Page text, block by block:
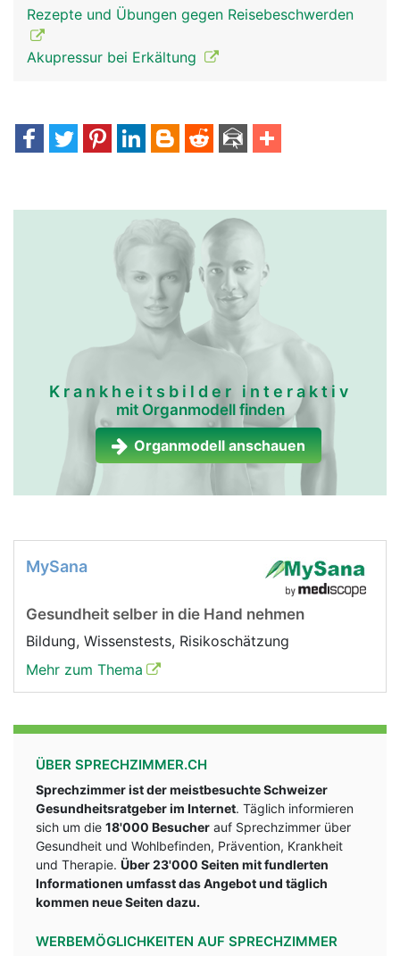
Rezepte und Übungen gegen Reisebeschwerden
Akupressur bei Erkältung
Krankheitsbilder interaktiv
mit Organmodell finden
Organmodell anschauen
MySana
Gesundheit selber in die Hand nehmen
Bildung, Wissenstests, Risikoschätzung
Mehr zum Thema
ÜBER SPRECHZIMMER.CH
Sprechzimmer ist der meistbesuchte Schweizer
Gesundheitsratgeber im Internet. Täglich informieren
sich um die 18'000 Besucher auf Sprechzimmer über
Gesundheit und Wohlbefinden, Prävention, Krankheit
und Therapie. Über 23'000 Seiten mit fundlerten
Informationen umfasst das Angebot und täglich
kommen neue Seiten dazu.
WERBEMÖGLICHKEITEN AUF SPRECHZIMMER